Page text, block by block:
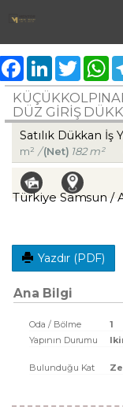
FacebookLinkedInTwitter
DÜZ GİRİŞ
Satılık Dükkan İş
m² /(Net) 182 m²
Türkiye Samsun /
Yazdır (PDF)
Ana Bilgi
Oda / Bölme 1
Yapının Durumu
Bulunduğu Kat